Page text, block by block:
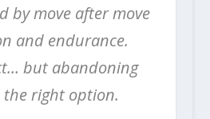
by move after move
and endurance.
but abandoning
the right option.